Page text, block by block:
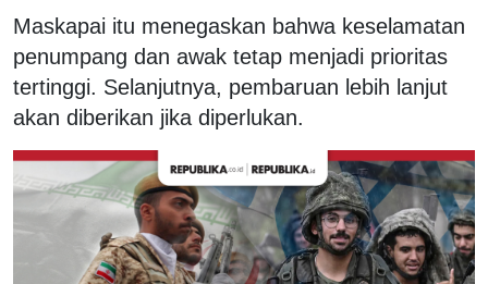
Maskapai itu menegaskan bahwa keselamatan
penumpang dan awak tetap menjadi prioritas
tertinggi. Selanjutnya, pembaruan lebih lanjut
akan diberikan jika diperlukan.